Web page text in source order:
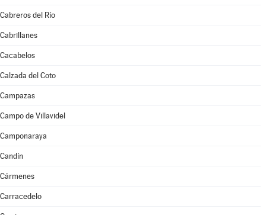
Cabreros del Río
Cabrillanes
Cacabelos
Calzada del Coto
Campazas
Campo de Villavidel
Camponaraya
Candín
Cármenes
Carracedelo